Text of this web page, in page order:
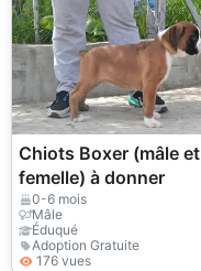
Chiots Boxer (mâle et
femelle) à donner
0-6 mois
Mâle
Éduqué
Adoption Gratuite
176 vues